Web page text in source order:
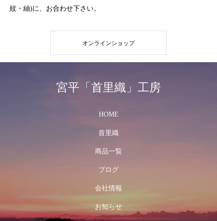
紋・紬)に、お合わせ下さい。
オンラインショップ
宮平「首里織」工房
HOME
首里織
商品一覧
ブログ
会社情報
お知らせ